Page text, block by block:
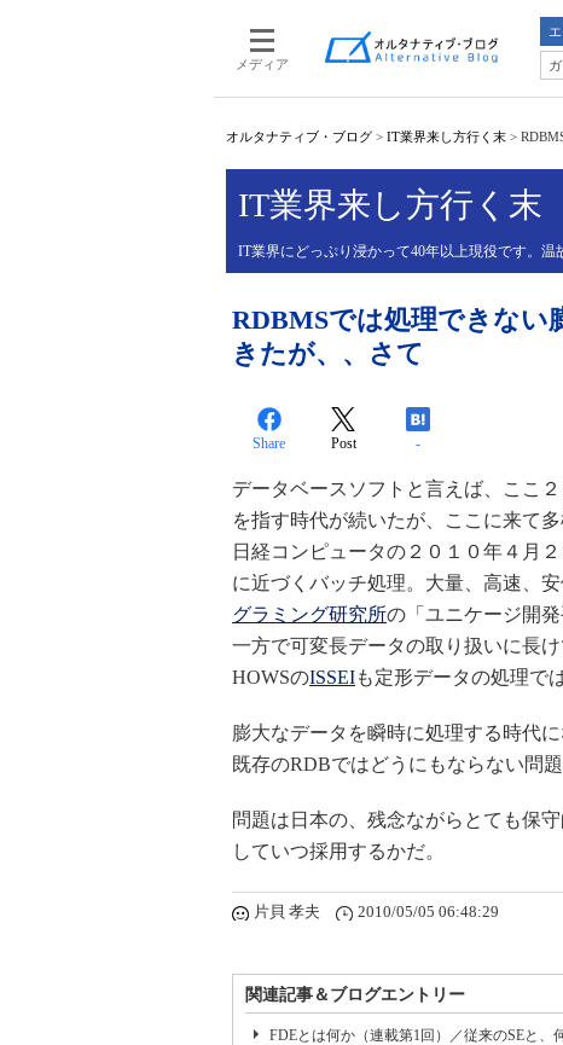
メディア
オルタナティブ・ブログ > IT業界来し方行く末 >
IT業界来し方行く末
IT業界にどっぷり浸かって40年以上現役です。温
RDBMSでは処理できない
きたが、、さて
Share Post -
データベースソフトと言えば、ここ
を指す時代が続いたが、ここに来て多
日経コンピュータの２０１０年４月
に近づくバッチ処理。大量、高速、
グラミング研究所の「ユニケージ開発
一方で可変長データの取り扱いに長け
HOWSのISSEIも定形データの処理で
膨大なデータを瞬時に処理する時代に
既存のRDBではどうにもならない問
問題は日本の、残念ながらとても保
していつ採用するかだ。
片貝 孝夫 2010/05/05 06:48:29
関連記事＆ブログエントリー
FDEとは何か（連載第1回）／従来のSEと、